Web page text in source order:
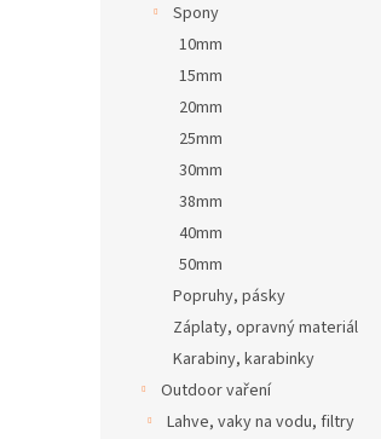
Spony
10mm
15mm
20mm
25mm
30mm
38mm
40mm
50mm
Popruhy, pásky
Záplaty, opravný materiál
Karabiny, karabinky
Outdoor vaření
Lahve, vaky na vodu, filtry